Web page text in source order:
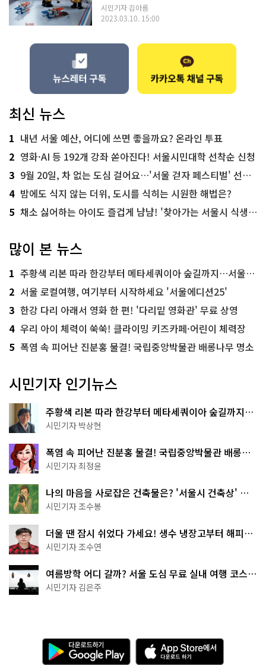
시민기자 김아름
2023.03.10. 15:00
최신 뉴스
1 내년 서울 예산, 어디에 쓰면 좋을까요? 온라인 투표
2 영화·AI 등 192개 강좌 쏟아진다! 서울시민대학 선착순 신청
3 9월 20일, 차 없는 도심 걸어요…'서울 걷자 페스티벌' 선착순 5천명
4 밤에도 식지 않는 더위, 도시를 식히는 시원한 해법은?
5 채소 싫어하는 아이도 즐겁게 냠냠! '찾아가는 서울시 식생활 교육' 현장
많이 본 뉴스
1 주황색 리본 따라 한강부터 메타세쿼이아 숲길까지…서울둘레길 15코스
2 서울 로컬여행, 여기부터 시작하세요 '서울에디션25'
3 한강 다리 아래서 영화 한 편! '다리밑 영화관' 무료 상영
4 우리 아이 체력이 쑥쑥! 클라이밍 키즈카페·어린이 체력장
5 폭염 속 피어난 진분홍 물결! 국립중앙박물관 배롱나무 명소
시민기자 인기뉴스
주황색 리본 따라 한강부터 메타세쿼이아 숲길까지…
서울둘레길 15코스
시민기자 박상현
폭염 속 피어난 진분홍 물결! 국립중앙박물관 배롱나
무 명소
시민기자 최정윤
나의 마음을 사로잡은 건축물은? '서울시 건축상' 수
상작 공개!
시민기자 조수봉
더울 땐 잠시 쉬었다 가세요! 생수 냉장고부터 해피소
·무더위쉼터까지
시민기자 조수연
여름방학 어디 갈까? 서울 도심 무료 실내 여행 코스
추천
시민기자 김은주
다
운
A
p